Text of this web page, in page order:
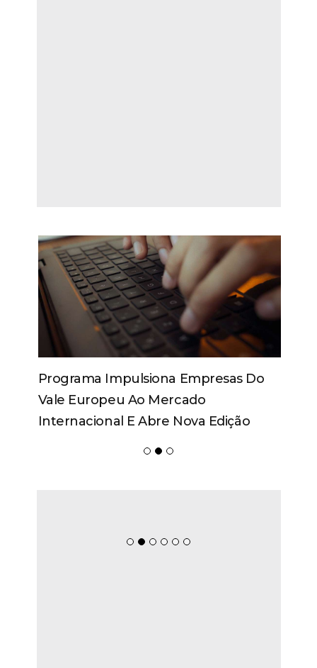
Programa Impulsiona Empresas Do
Vale Europeu Ao Mercado
Internacional E Abre Nova Edição